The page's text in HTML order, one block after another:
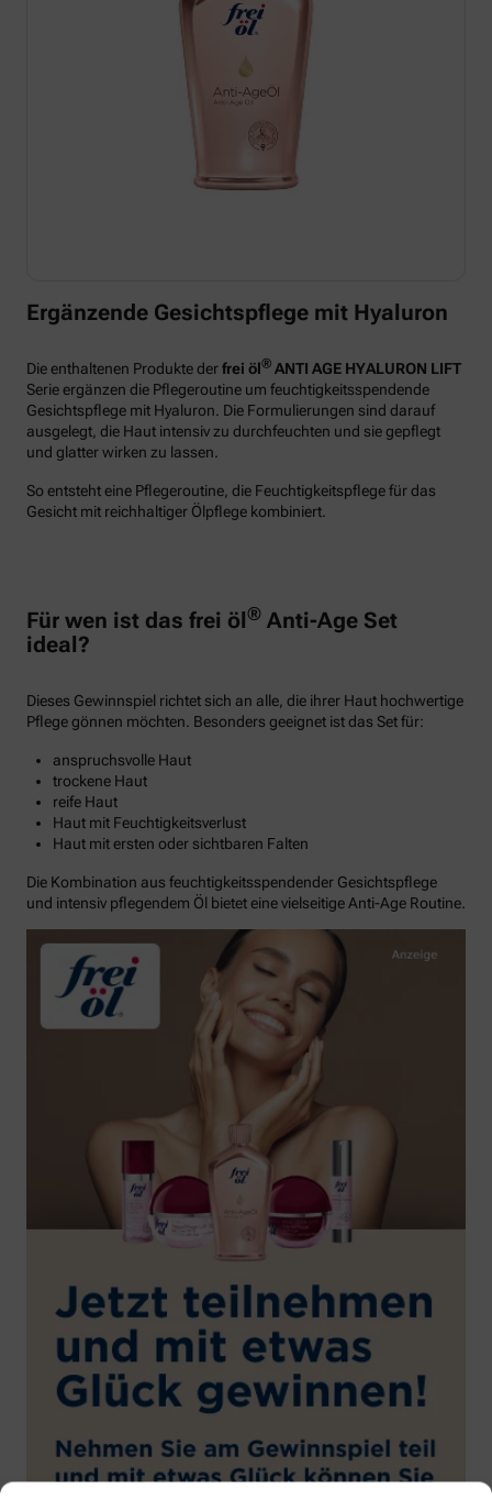
Ergänzende Gesichtspflege mit Hyaluron
Die enthaltenen Produkte derfrei öl® ANTI AGE HYALURON LIFT
Serie ergänzen die Pflegeroutine um feuchtigkeitsspendende
Gesichtspflege mit Hyaluron. Die Formulierungen sind darauf
ausgelegt, die Haut intensiv zu durchfeuchten und sie gepflegt
und glatter wirken zu lassen.
So entsteht eine Pflegeroutine, die Feuchtigkeitspflege für das
Gesicht mit reichhaltiger Ölpflege kombiniert.
Für wen ist das frei öl® Anti-Age Set
ideal?
Dieses Gewinnspiel richtet sich an alle, die ihrer Haut hochwertige
Pflege gönnen möchten. Besonders geeignet ist das Set für:
anspruchsvolle Haut
trockene Haut
reife Haut
Haut mit Feuchtigkeitsverlust
Haut mit ersten oder sichtbaren Falten
Die Kombination aus feuchtigkeitsspendender Gesichtspflege
und intensiv pflegendem Öl bietet eine vielseitige Anti-Age Routine.